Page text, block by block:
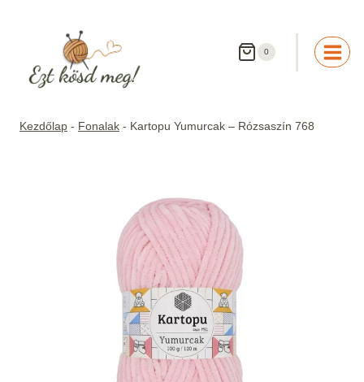
0
Kezdőlap - Fonalak - Kartopu Yumurcak – Rózsaszín 768